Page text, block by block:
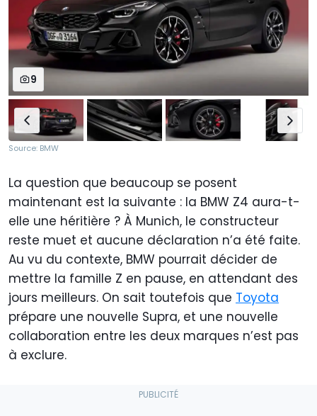
9
Source: BMW
La question que beaucoup se posent
maintenant est la suivante : la BMW Z4 aura-t-
elle une héritière ? À Munich, le constructeur
reste muet et aucune déclaration n’a été faite.
Au vu du contexte, BMW pourrait décider de
mettre la famille Z en pause, en attendant des
jours meilleurs. On sait toutefois que Toyota
prépare une nouvelle Supra, et une nouvelle
collaboration entre les deux marques n’est pas
à exclure.